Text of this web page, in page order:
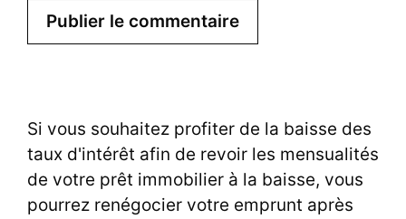
Si vous souhaitez profiter de la baisse des
taux d'intérêt afin de revoir les mensualités
de votre prêt immobilier à la baisse, vous
pourrez renégocier votre emprunt après